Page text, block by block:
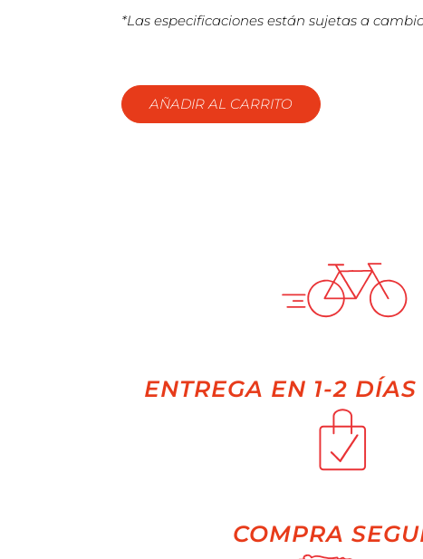
*Las especificaciones están sujetas a
AÑADIR AL CARRITO
ENTREGA EN 1-2
COMPRA